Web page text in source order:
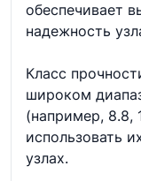
обеспечивает
надежность
Класс
широком
(например, 8.8,
использовать
узлах.